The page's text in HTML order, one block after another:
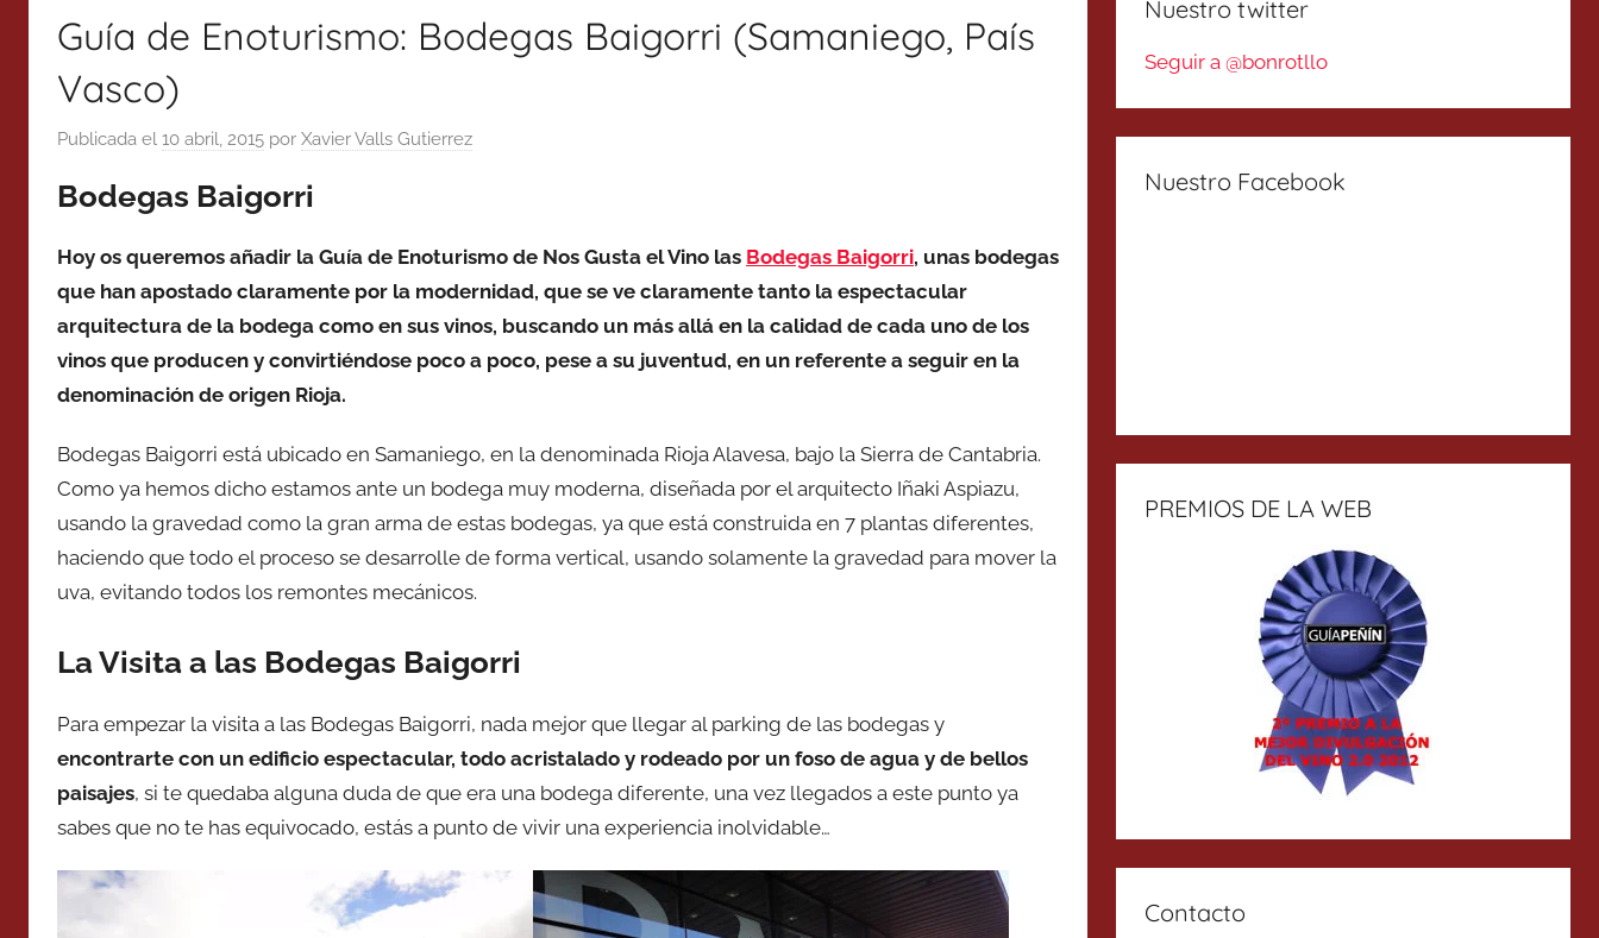
Guía de Enoturismo: Bodegas Baigorri (Samaniego, País
Vasco)
Publicada el 10 abril, 2015 por Xavier Valls Gutierrez
Bodegas Baigorri
Hoy os queremos añadir la Guía de Enoturismo de Nos Gusta el Vino las Bodegas Baigorri, unas bodegas
que han apostado claramente por la modernidad, que se ve claramente tanto la espectacular
arquitectura de la bodega como en sus vinos, buscando un más allá en la calidad de cada uno de los
vinos que producen y convirtiéndose poco a poco, pese a su juventud, en un referente a seguir en la
denominación de origen Rioja.
Bodegas Baigorri está ubicado en Samaniego, en la denominada Rioja Alavesa, bajo la Sierra de Cantabria.
Como ya hemos dicho estamos ante un bodega muy moderna, diseñada por el arquitecto Iñaki Aspiazu,
usando la gravedad como la gran arma de estas bodegas, ya que está construida en 7 plantas diferentes,
haciendo que todo el proceso se desarrolle de forma vertical, usando solamente la gravedad para mover la
uva, evitando todos los remontes mecánicos.
La Visita a las Bodegas Baigorri
Para empezar la visita a las Bodegas Baigorri, nada mejor que llegar al parking de las bodegas y
encontrarte con un edificio espectacular, todo acristalado y rodeado por un foso de agua y de bellos
paisajes, si te quedaba alguna duda de que era una bodega diferente, una vez llegados a este punto ya
sabes que no te has equivocado, estás a punto de vivir una experiencia inolvidable…
Nuestro twitter
Seguir a @bonrotllo
Nuestro Facebook
PREMIOS DE LA WEB
Contacto